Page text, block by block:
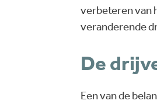
verbeteren van
veranderende
De
Een van de